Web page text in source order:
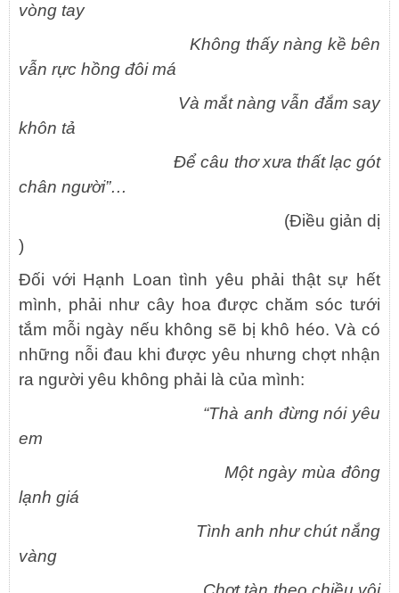
vòng tay
Không thấy nàng kề bên
vẫn rực hồng đôi má
Và mắt nàng vẫn đắm say
khôn tả
Để câu thơ xưa thất lạc gót
chân người”…
(Điều giản dị
)
Đối với Hạnh Loan tình yêu phải thật sự hết
mình, phải như cây hoa được chăm sóc tưới
tắm mỗi ngày nếu không sẽ bị khô héo. Và có
những nỗi đau khi được yêu nhưng chợt nhận
ra người yêu không phải là của mình:
“Thà anh đừng nói yêu
em
Một ngày mùa đông
lạnh giá
Tình anh như chút nắng
vàng